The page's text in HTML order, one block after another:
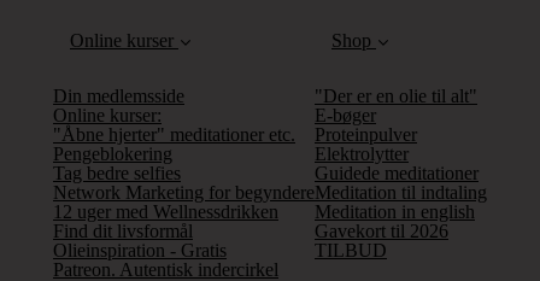
Online kurser
Din medlemsside
Online kurser:
"Åbne hjerter" meditationer etc.
Pengeblokering
Tag bedre selfies
Network Marketing for begyndere
12 uger med Wellnessdrikken
Find dit livsformål
Olieinspiration - Gratis
Patreon. Autentisk indercirkel
Shop
"Der er en olie til alt"
E-bøger
Proteinpulver
Elektrolytter
Guidede meditationer
Meditation til indtaling
Meditation in english
Gavekort til 2026
TILBUD